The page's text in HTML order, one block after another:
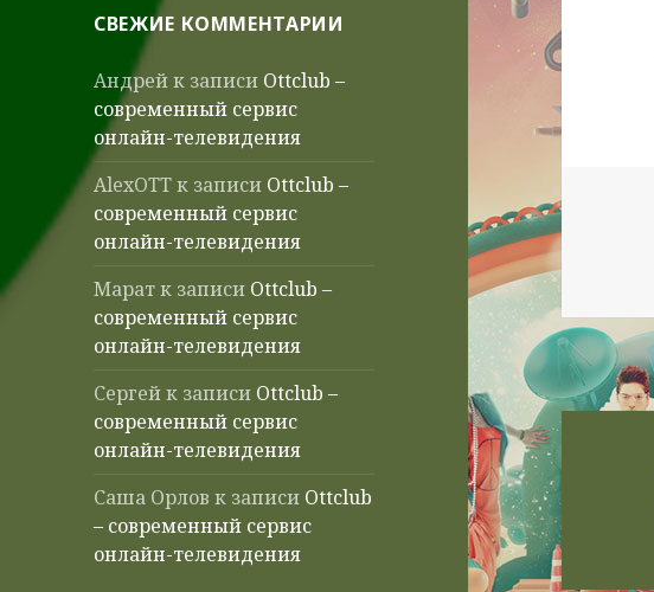
СВЕЖИЕ КОММЕНТАРИИ
Андрейк записи Ottclub –
современный сервис
онлайн-телевидения
AlexOTTк записи Ottclub –
современный сервис
онлайн-телевидения
Маратк записи Ottclub –
современный сервис
онлайн-телевидения
Сергейк записи Ottclub –
современный сервис
онлайн-телевидения
Саша Орлов к записи Ottclub
– современный сервис
онлайн-телевидения